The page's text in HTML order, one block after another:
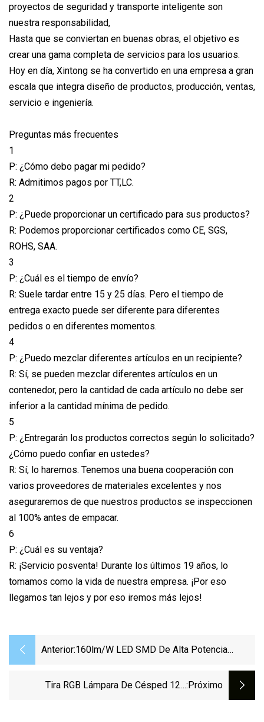
proyectos de seguridad y transporte inteligente son
nuestra responsabilidad,
Hasta que se conviertan en buenas obras, el objetivo es
crear una gama completa de servicios para los usuarios.
Hoy en día, Xintong se ha convertido en una empresa a gran
escala que integra diseño de productos, producción, ventas,
servicio e ingeniería.
Preguntas más frecuentes
1
P: ¿Cómo debo pagar mi pedido?
R: Admitimos pagos por TT,LC.
2
P: ¿Puede proporcionar un certificado para sus productos?
R: Podemos proporcionar certificados como CE, SGS,
ROHS, SAA.
3
P: ¿Cuál es el tiempo de envío?
R: Suele tardar entre 15 y 25 días. Pero el tiempo de
entrega exacto puede ser diferente para diferentes
pedidos o en diferentes momentos.
4
P: ¿Puedo mezclar diferentes artículos en un recipiente?
R: Sí, se pueden mezclar diferentes artículos en un
contenedor, pero la cantidad de cada artículo no debe ser
inferior a la cantidad mínima de pedido.
5
P: ¿Entregarán los productos correctos según lo solicitado?
¿Cómo puedo confiar en ustedes?
R: Sí, lo haremos. Tenemos una buena cooperación con
varios proveedores de materiales excelentes y nos
aseguraremos de que nuestros productos se inspeccionen
al 100% antes de empacar.
6
P: ¿Cuál es su ventaja?
R: ¡Servicio posventa! Durante los últimos 19 años, lo
tomamos como la vida de nuestra empresa. ¡Por eso
llegamos tan lejos y por eso iremos más lejos!
Anterior:160lm/W LED SMD De Alta Potencia
Reflector Para Exteriores Campo De Fútbol
Estadio Iluminación Deportiva 200W 300W
Tira RGB Lámpara De Césped 12V:próximo